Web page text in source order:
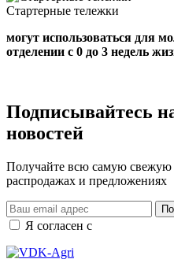
Стартерные тележки
могут использоваться для
отделении с 0 до 3 недель
Подписывайтесь
новостей
Получайте всю самую
распродажах и предложениях
Я согласен с